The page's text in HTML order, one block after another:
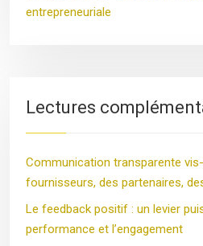
entrepreneuriale
Lectures
Communication transparente
fournisseurs, des partenaires,
Le feedback positif : un levier
performance et l’engagement